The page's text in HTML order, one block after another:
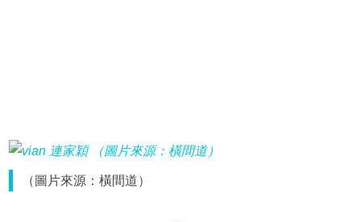
（圖片來源：橫間道）